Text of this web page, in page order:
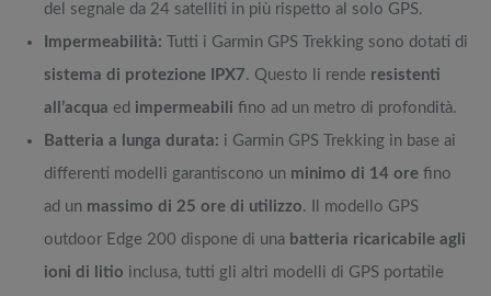
del segnale da 24 satelliti in più rispetto al solo GPS.
Impermeabilità:
Tutti i Garmin GPS Trekking sono dotati di
sistema di protezione IPX7. Questo li rende resistenti
all’acqua ed impermeabili fino ad un metro di profondità.
Batteria a lunga durata: i Garmin GPS Trekking in base ai
differenti modelli garantiscono un minimo di 14 ore fino
ad un massimo di 25 ore di utilizzo. Il modello GPS
outdoor Edge 200 dispone di una batteria ricaricabile agli
ioni di litio inclusa, tutti gli altri modelli di GPS portatile